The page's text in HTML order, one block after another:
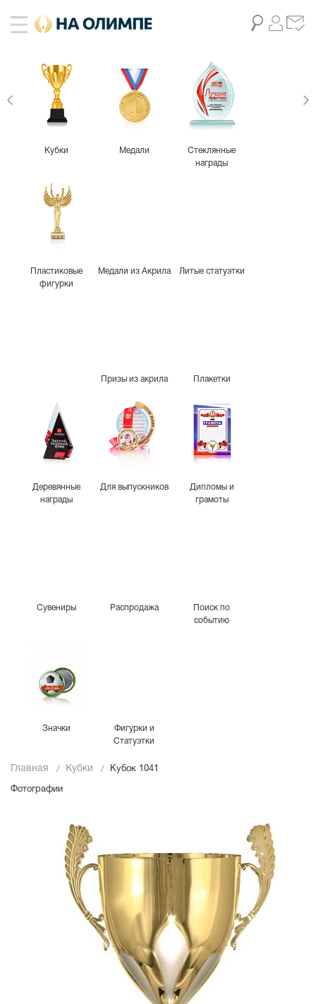
Кубки Медали
Стеклянные
награды
Пластиковые
фигурки
Медали из Акрила Литые статуэтки
Призы из акрила Плакетки
Деревянные
награды
Для выпускников
Дипломы и
грамоты
Сувениры Распродажа
Поиск по
событию
Значки
Фигурки и
Статуэтки
Главная Кубки Кубок 1041
Фотографии
живое фото